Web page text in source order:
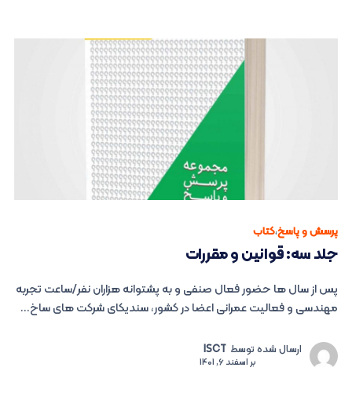
پرسش و پاسخ،کتاب
جلد سه: قوانین و مقررات
پس از سال ها حضور فعال صنفی و به پشتوانه هزاران نفر/ساعت تجربه
مهندسی و فعالیت عمرانی اعضا در کشور، سندیکای شرکت های ساخ...
ارسال شده توسط ISCT
براسفند 6, 1401